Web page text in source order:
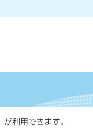
」が利用できます。